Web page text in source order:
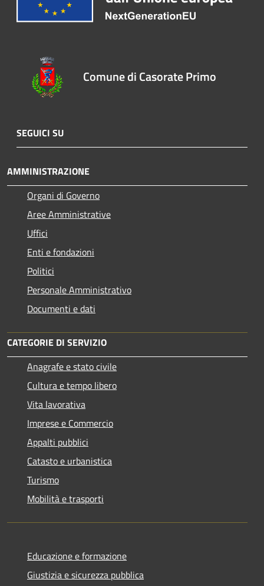
Comune di Casorate Primo
SEGUICI SU
AMMINISTRAZIONE
Organi di Governo
Aree Amministrative
Uffici
Enti e fondazioni
Politici
Personale Amministrativo
Documenti e dati
CATEGORIE DI SERVIZIO
Anagrafe e stato civile
Cultura e tempo libero
Vita lavorativa
Imprese e Commercio
Appalti pubblici
Catasto e urbanistica
Turismo
Mobilità e trasporti
Educazione e formazione
Giustizia e sicurezza pubblica